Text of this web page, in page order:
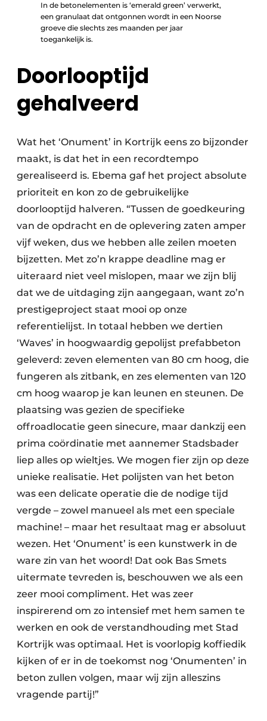
In de betonelementen is ‘emerald green’ verwerkt,
een granulaat dat ontgonnen wordt in een Noorse
groeve die slechts zes maanden per jaar
toegankelijk is.
Doorlooptijd
gehalveerd
Wat het ‘Onument’ in Kortrijk eens zo bijzonder
maakt, is dat het in een recordtempo
gerealiseerd is. Ebema gaf het project absolute
prioriteit en kon zo de gebruikelijke
doorlooptijd halveren. “Tussen de goedkeuring
van de opdracht en de oplevering zaten amper
vijf weken, dus we hebben alle zeilen moeten
bijzetten. Met zo’n krappe deadline mag er
uiteraard niet veel mislopen, maar we zijn blij
dat we de uitdaging zijn aangegaan, want zo’n
prestigeproject staat mooi op onze
referentielijst. In totaal hebben we dertien
‘Waves’ in hoogwaardig gepolijst prefabbeton
geleverd: zeven elementen van 80 cm hoog, die
fungeren als zitbank, en zes elementen van 120
cm hoog waarop je kan leunen en steunen. De
plaatsing was gezien de specifieke
offroadlocatie geen sinecure, maar dankzij een
prima coördinatie met aannemer Stadsbader
liep alles op wieltjes. We mogen fier zijn op deze
unieke realisatie. Het polijsten van het beton
was een delicate operatie die de nodige tijd
vergde – zowel manueel als met een speciale
machine! – maar het resultaat mag er absoluut
wezen. Het ‘Onument’ is een kunstwerk in de
ware zin van het woord! Dat ook Bas Smets
uitermate tevreden is, beschouwen we als een
zeer mooi compliment. Het was zeer
inspirerend om zo intensief met hem samen te
werken en ook de verstandhouding met Stad
Kortrijk was optimaal. Het is voorlopig koffiedik
kijken of er in de toekomst nog ‘Onumenten’ in
beton zullen volgen, maar wij zijn alleszins
vragende partij!”